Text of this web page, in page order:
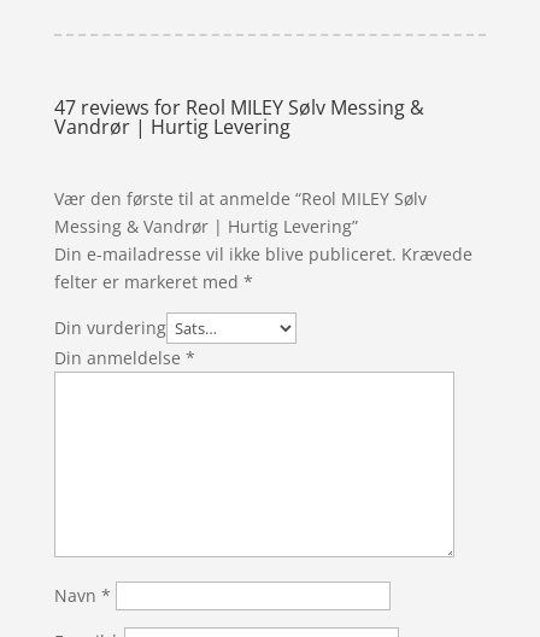
47 reviews for Reol MILEY Sølv Messing &
Vandrør | Hurtig Levering
Vær den første til at anmelde “Reol MILEY Sølv
Messing & Vandrør | Hurtig Levering”
Din e-mailadresse vil ikke blive publiceret. Krævede
felter er markeret med *
Din vurdering
Din anmeldelse *
Navn *